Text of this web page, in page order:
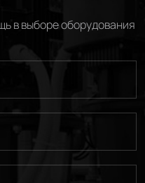
в выборе оборудования